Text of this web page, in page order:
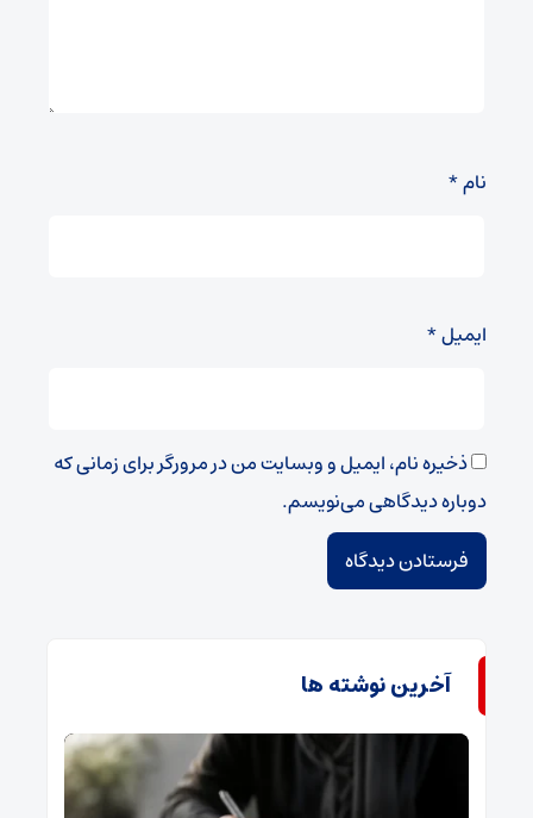
نام*
ایمیل*
ذخیره نام، ایمیل و وبسایت من در مرورگر برای زمانی که
دوباره دیدگاهی می‌نویسم.
آخرین نوشته ها